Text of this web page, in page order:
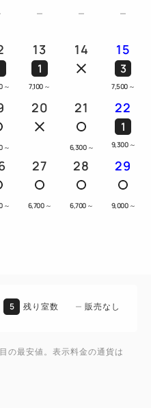
～
13
1
7,100 ～
14 15
3
7,500 ～
～
20 21
6,300 ～
22
1
9,300 ～
～
27
6,700 ～
28
6,700 ～
29
9,000 ～
5 残り室数 販売なし
の最安値。表示料金の通貨は